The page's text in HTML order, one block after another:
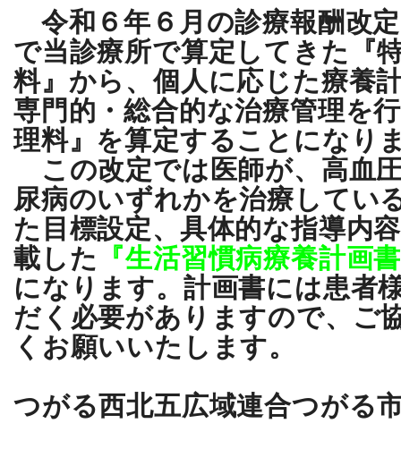
令和６年６月の診療報酬改
で当診療所で算定してきた『
料』から、個人に応じた療養
専門的・総合的な治療管理を
理料』を算定することになり
この改定では医師が、高血
尿病のいずれかを治療してい
た目標設定、具体的な指導内
載した 『生活習慣病療養計画
になります。計画書には患者
だく必要がありますので、ご
くお願いいたします。
つがる西北五広域連合つがる